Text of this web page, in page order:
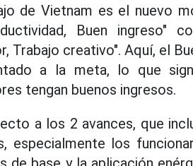
de Vietnam es el nuevo
Buen ingreso"
Trabajo creativo". Aquí, el
a la meta, lo que
tengan buenos ingresos.
a los 2 avances, que
especialmente los